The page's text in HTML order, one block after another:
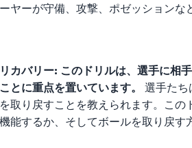
ヤーが守備、攻撃、ポゼッションな
カバリー: このドリルは、選手に相
とに重点を置いています。
選手たち
取り戻すことを教えられます。こ
能するか、そしてボールを取り戻す